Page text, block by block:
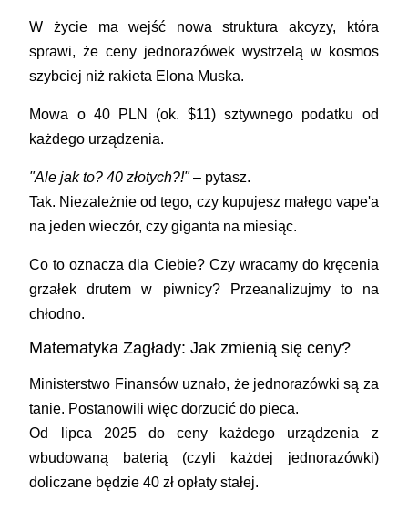
W życie ma wejść nowa struktura akcyzy, która
sprawi, że ceny jednorazówek wystrzelą w kosmos
szybciej niż rakieta Elona Muska.
Mowa o 40 PLN (ok. $11) sztywnego podatku od
każdego urządzenia.
"Ale jak to? 40 złotych?!"– pytasz.
Tak. Niezależnie od tego, czy kupujesz małego vape'a
na jeden wieczór, czy giganta na miesiąc.
Co to oznacza dla Ciebie? Czy wracamy do kręcenia
grzałek drutem w piwnicy? Przeanalizujmy to na
chłodno.
Matematyka Zagłady: Jak zmienią się ceny?
Ministerstwo Finansów uznało, że jednorazówki są za
tanie. Postanowili więc dorzucić do pieca.
Od lipca 2025 do ceny każdego urządzenia z
wbudowaną baterią (czyli każdej jednorazówki)
doliczane będzie40 zł opłaty stałej.